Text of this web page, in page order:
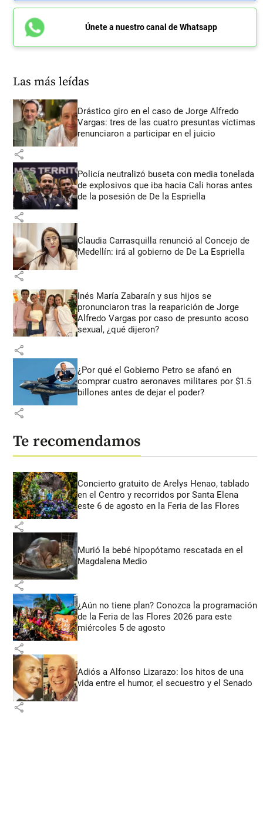
Únete a nuestro canal de Whatsapp
Las más leídas
Drástico giro en el caso de Jorge Alfredo
Vargas: tres de las cuatro presuntas víctimas
renunciaron a participar en el juicio
share
Policía neutralizó buseta con media tonelada
de explosivos que iba hacia Cali horas antes
de la posesión de De la Espriella
share
Claudia Carrasquilla renunció al Concejo de
Medellín: irá al gobierno de De La Espriella
share
Inés María Zabaraín y sus hijos se
pronunciaron tras la reaparición de Jorge
Alfredo Vargas por caso de presunto acoso
sexual, ¿qué dijeron?
share
¿Por qué el Gobierno Petro se afanó en
comprar cuatro aeronaves militares por $1.5
billones antes de dejar el poder?
share
Te recomendamos
Concierto gratuito de Arelys Henao, tablado
en el Centro y recorridos por Santa Elena
este 6 de agosto en la Feria de las Flores
share
Murió la bebé hipopótamo rescatada en el
Magdalena Medio
share
¿Aún no tiene plan? Conozca la programación
de la Feria de las Flores 2026 para este
miércoles 5 de agosto
share
Adiós a Alfonso Lizarazo: los hitos de una
vida entre el humor, el secuestro y el Senado
share